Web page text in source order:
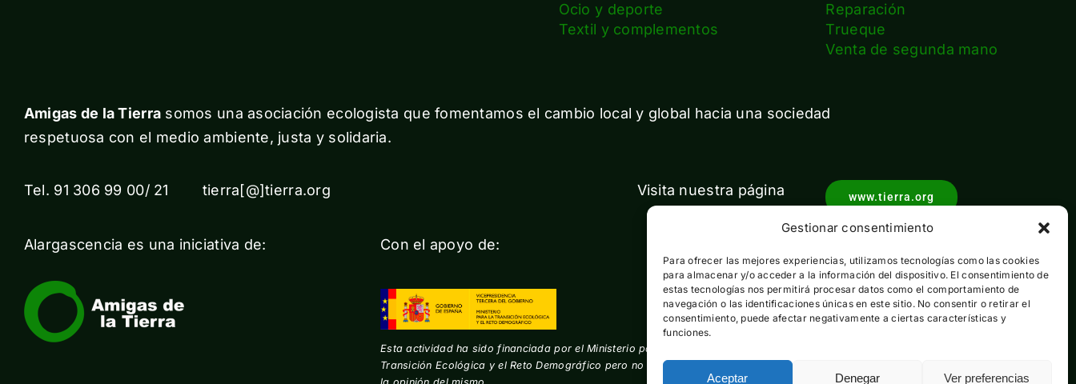
Gestionar consentimiento
Para ofrecer las mejores experiencias, utilizamos tecnologías como las cookies
para almacenar y/o acceder a la información del dispositivo. El consentimiento de
estas tecnologías nos permitirá procesar datos como el comportamiento de
navegación o las identificaciones únicas en este sitio. No consentir o retirar el
consentimiento, puede afectar negativamente a ciertas características y
funciones.
Aceptar Denegar Ver preferencias
Ocio y deporte
Textil y complementos
Reparación
Trueque
Venta de segunda mano
Amigas de la Tierra somos una asociación ecologista que fomentamos el cambio local y global hacia una sociedad
respetuosa con el medio ambiente, justa y solidaria.
Tel. 91 306 99 00/ 21 tierra[@]tierra.org Visita nuestra página www.tierra.org
Alargascencia es una iniciativa de: Con el apoyo de:
Esta actividad ha sido financiada por el Ministerio para la
Transición Ecológica y el Reto Demográfico pero no expresa